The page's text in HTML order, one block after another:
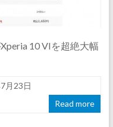
10 VIを超絶大幅
月23日
Read more